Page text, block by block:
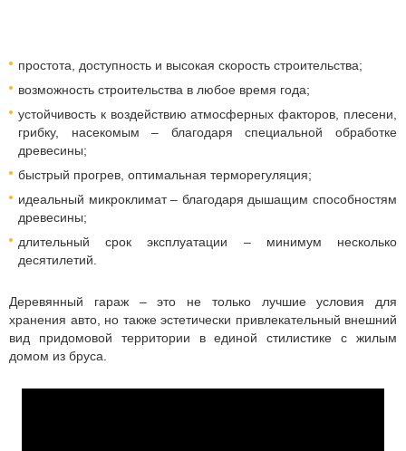
простота, доступность и высокая скорость строительства;
возможность строительства в любое время года;
устойчивость к воздействию атмосферных факторов, плесени,
грибку, насекомым – благодаря специальной обработке
древесины;
быстрый прогрев, оптимальная терморегуляция;
идеальный микроклимат – благодаря дышащим способностям
древесины;
длительный срок эксплуатации – минимум несколько
десятилетий.
Деревянный гараж – это не только лучшие условия для
хранения авто, но также эстетически привлекательный внешний
вид придомовой территории в единой стилистике с жилым
домом из бруса.